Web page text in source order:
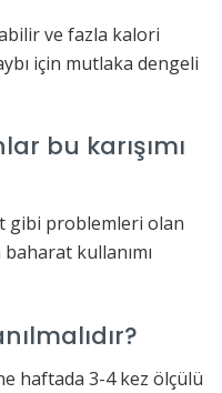
ve fazla kalori
için mutlaka dengeli
bu karışımı
gibi problemleri olan
kullanımı
haftada 3-4 kez ölçülü